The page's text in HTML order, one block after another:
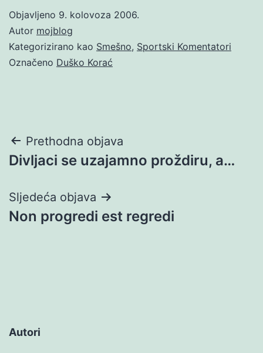
Objavljeno 9. kolovoza 2006.
Autor mojblog
Kategorizirano kao Smešno, Sportski Komentatori
Označeno Duško Korać
Navigacija
objava
Prethodna objava
Divljaci se uzajamno proždiru, a…
Sljedeća objava
Non progredi est regredi
Autori